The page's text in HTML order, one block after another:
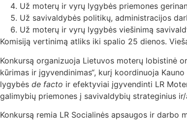
Už moterų ir vyrų lygybės priemones
Už savivaldybės politikų, administracijos
Už moterų ir vyrų lygybės viešinimą
Komisiją vertinimą atliks iki spalio 25 dienos.
Konkursą organizuoja Lietuvos moterų lobistinė
kūrimas ir įgyvendinimas“, kurį koordinuoja
lygybės de facto ir efektyviai įgyvendinti LR
galimybių priemones į savivaldybių strateginius
Konkursą remia LR Socialinės apsaugos ir darbo